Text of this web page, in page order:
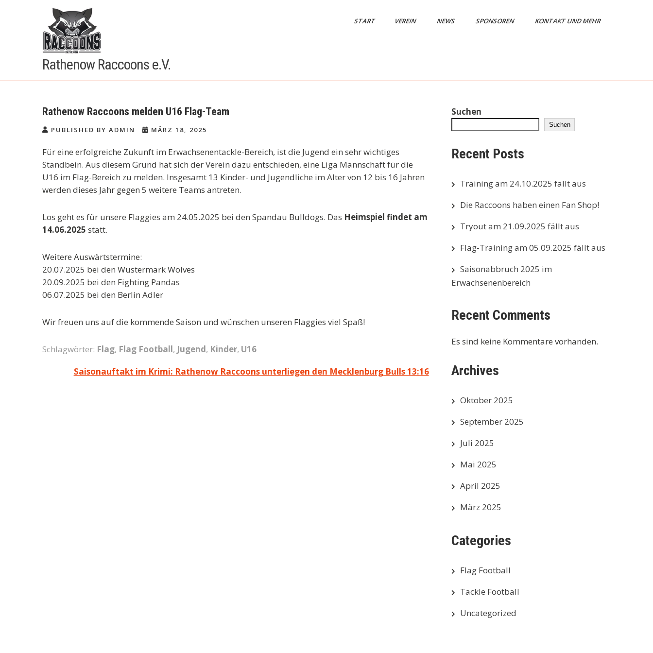
Rathenow Raccoons e.V.
START VEREIN NEWS SPONSOREN KONTAKT UND MEHR
Rathenow Raccoons melden U16 Flag-Team
PUBLISHED BY ADMIN MÄRZ 18, 2025
Für eine erfolgreiche Zukunft im Erwachsenentackle-Bereich, ist die Jugend ein sehr wichtiges
Standbein. Aus diesem Grund hat sich der Verein dazu entschieden, eine Liga Mannschaft für die
U16 im Flag-Bereich zu melden. Insgesamt 13 Kinder- und Jugendliche im Alter von 12 bis 16 Jahren
werden dieses Jahr gegen 5 weitere Teams antreten.
Los geht es für unsere Flaggies am 24.05.2025 bei den Spandau Bulldogs. Das Heimspiel findet am
14.06.2025 statt.
Weitere Auswärtstermine:
20.07.2025 bei den Wustermark Wolves
20.09.2025 bei den Fighting Pandas
06.07.2025 bei den Berlin Adler
Wir freuen uns auf die kommende Saison und wünschen unseren Flaggies viel Spaß!
Schlagwörter: Flag, Flag Football, Jugend, Kinder, U16
Beitragsnavigation
Saisonauftakt im Krimi: Rathenow Raccoons unterliegen den Mecklenburg Bulls 13:16
Suchen
Suchen
Recent Posts
Training am 24.10.2025 fällt aus
Die Raccoons haben einen Fan Shop!
Tryout am 21.09.2025 fällt aus
Flag-Training am 05.09.2025 fällt aus
Saisonabbruch 2025 im
Erwachsenenbereich
Recent Comments
Es sind keine Kommentare vorhanden.
Archives
Oktober 2025
September 2025
Juli 2025
Mai 2025
April 2025
März 2025
Categories
Flag Football
Tackle Football
Uncategorized